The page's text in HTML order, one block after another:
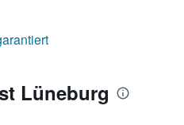
Lüneburg